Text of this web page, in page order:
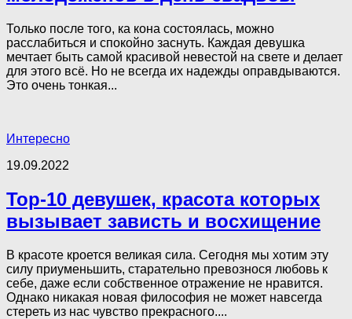
Только после того, ка кона состоялась, можно
расслабиться и спокойно заснуть. Каждая девушка
мечтает быть самой красивой невестой на свете и делает
для этого всё. Но не всегда их надежды оправдываются.
Это очень тонкая...
Интересно
19.09.2022
Top-10 девушек, красота которых
вызывает зависть и восхищение
В красоте кроется великая сила. Сегодня мы хотим эту
силу приуменьшить, старательно превознося любовь к
себе, даже если собственное отражение не нравится.
Однако никакая новая философия не может навсегда
стереть из нас чувство прекрасного....